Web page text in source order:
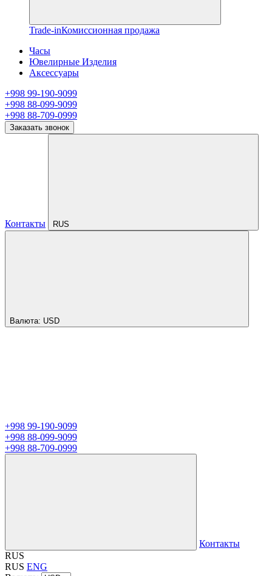
Trade-inКомиссионная продажа
Часы
Ювелирные Изделия
Аксессуары
+998 99-190-9099
+998 88-099-9099
+998 88-709-0999
Заказать звонок
Контакты RUS
Валюта: USD
+998 99-190-9099
+998 88-099-9099
+998 88-709-0999
Контакты
RUS
RUS ENG